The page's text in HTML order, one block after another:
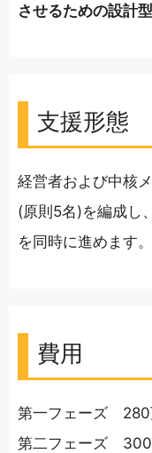
させるための設計
支援形態
経営者および中核
(原則5名)を編成し
を同時に進めます。
費用
第一フェーズ 280
第二フェーズ 300